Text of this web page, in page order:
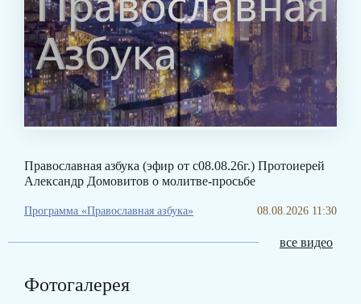
Православная азбука (эфир от с08.08.26г.) Протоиерей
Александр Домовитов о молитве-просьбе
Программа «Православная азбука» 08.08.2026 11:30
все видео
Фотогалерея